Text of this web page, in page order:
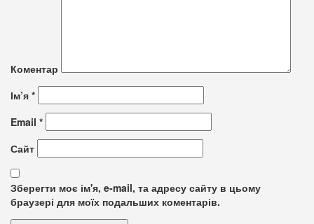
Коментар
Ім’я *
Email *
Сайт
Зберегти моє ім'я, e-mail, та адресу сайту в цьому
браузері для моїх подальших коментарів.